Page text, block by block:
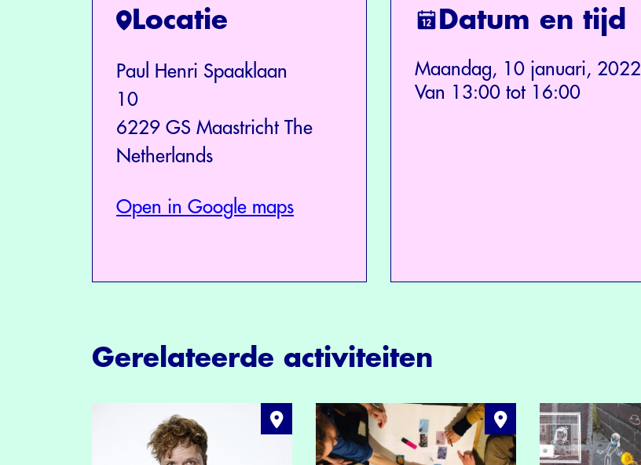
Locatie
Paul Henri Spaaklaan
10
6229 GS Maastricht The
Netherlands
Open in Google maps
Datum en tijd
Maandag, 10 januari, 2022
Van 13:00 tot 16:00
Gerelateerde activiteiten